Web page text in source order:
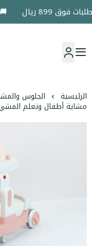
899 ريال
الرئيسية الجلوس
مشاية أطفال وتعلم